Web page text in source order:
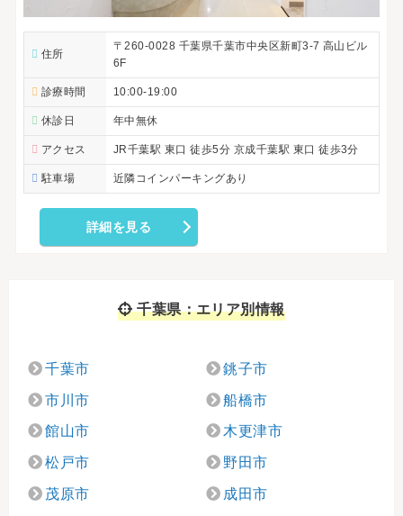
住所
〒260-0028 千葉県千葉市中央区新町3-7 高山ビル
6F
診療時間 10:00-19:00
休診日 年中無休
アクセス JR千葉駅 東口 徒歩5分 京成千葉駅 東口 徒歩3分
駐車場 近隣コインパーキングあり
詳細を見る
千葉県：エリア別情報
千葉市 銚子市
市川市 船橋市
館山市 木更津市
松戸市 野田市
茂原市 成田市